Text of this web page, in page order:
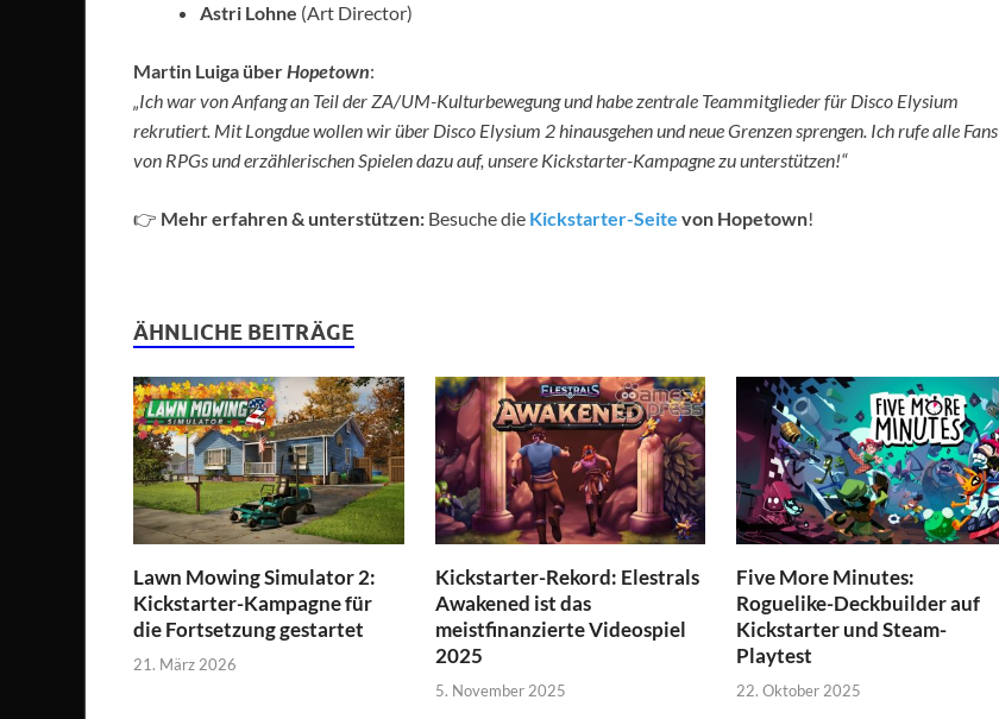
Astri Lohne (Art Director)
Martin Luiga überHopetown:
„Ich war von Anfang an Teil der ZA/UM-Kulturbewegung und habe zentrale Teammitglieder für Disco Elysium
rekrutiert. Mit Longdue wollen wir über Disco Elysium 2 hinausgehen und neue Grenzen sprengen. Ich rufe alle Fans
von RPGs und erzählerischen Spielen dazu auf, unsere Kickstarter-Kampagne zu unterstützen!“
👉 Mehr erfahren & unterstützen: Besuche die Kickstarter-Seite von Hopetown!
ÄHNLICHE BEITRÄGE
Lawn Mowing Simulator 2:
Kickstarter-Kampagne für
die Fortsetzung gestartet
21. März 2026
Kickstarter-Rekord: Elestrals
Awakened ist das
meistfinanzierte Videospiel
2025
5. November 2025
Five More Minutes:
Roguelike-Deckbuilder auf
Kickstarter und Steam-
Playtest
22. Oktober 2025